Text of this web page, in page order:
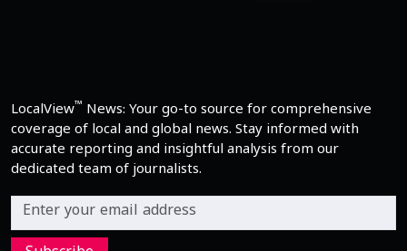
LocalView™ News: Your go-to source for comprehensive
coverage of local and global news. Stay informed with
accurate reporting and insightful analysis from our
dedicated team of journalists.